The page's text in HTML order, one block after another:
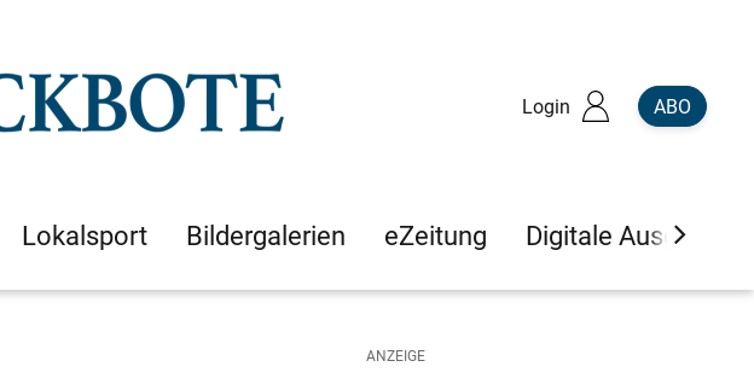
Login ABO
Lokalsport Bildergalerien eZeitung Digitale Ausgaben